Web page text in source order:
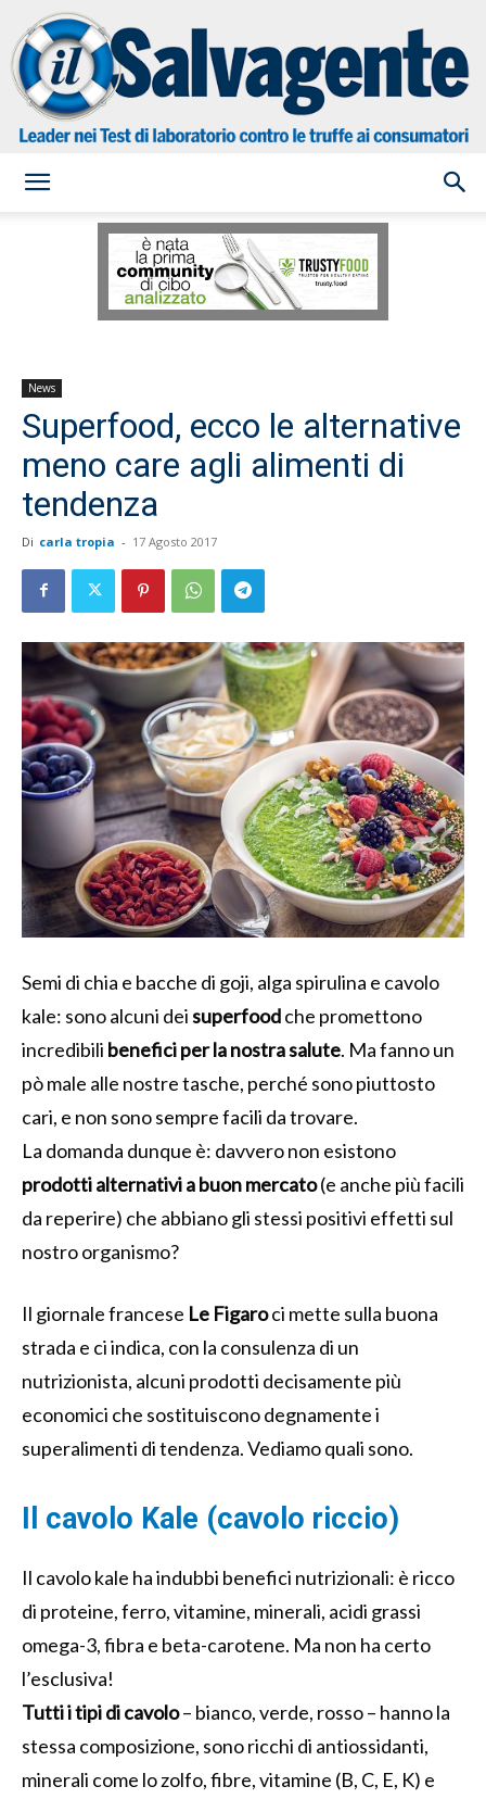
Salvagente
News
Superfood, ecco le alternative
meno care agli alimenti di
tendenza
Di carla tropia - 17 Agosto 2017
Semi di chia e bacche di goji, alga spirulina e cavolo
kale: sono alcuni deisuperfoodche promettono
incredibili benefici per la nostra salute. Ma fanno un
pò male alle nostre tasche, perché sono piuttosto
cari, e non sono sempre facili da trovare.
La domanda dunque è: davvero non esistono
prodotti alternativi a buon mercato(e anche più facili
da reperire) che abbiano gli stessi positivi effetti sul
nostro organismo?
Il giornale francese Le Figaroci mette sulla buona
strada e ci indica, con la consulenza di un
nutrizionista, alcuni prodotti decisamente più
economici che sostituiscono degnamente i
superalimenti di tendenza. Vediamo quali sono.
Il cavolo Kale (cavolo riccio)
Il cavolo kale ha indubbi benefici nutrizionali: è ricco
di proteine, ferro, vitamine, minerali, acidi grassi
omega-3, fibra e beta-carotene. Ma non ha certo
l’esclusiva!
Tutti i tipi di cavolo– bianco, verde, rosso – hanno la
stessa composizione, sono ricchi di antiossidanti,
minerali come lo zolfo, fibre, vitamine (B, C, E, K) e